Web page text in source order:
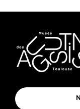
musée
des